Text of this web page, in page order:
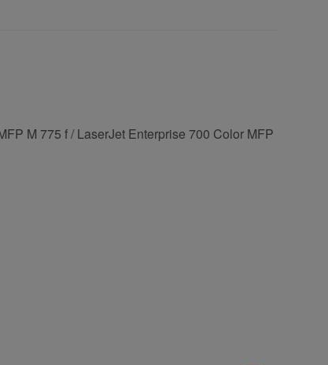
M 775 f / LaserJet Enterprise 700 Color MFP